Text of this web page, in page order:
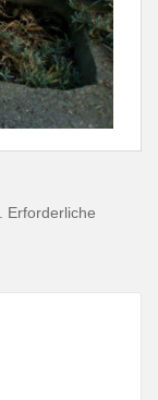
Erforderliche